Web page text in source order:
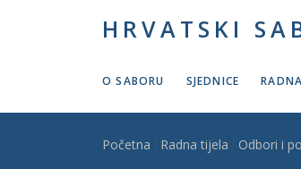
HRVATSKI
O SABORU SJEDNICE
Breadcrumb
Početna Radna tijela Odbori i